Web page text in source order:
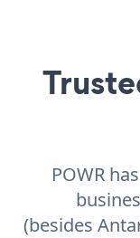
POWR
(besides